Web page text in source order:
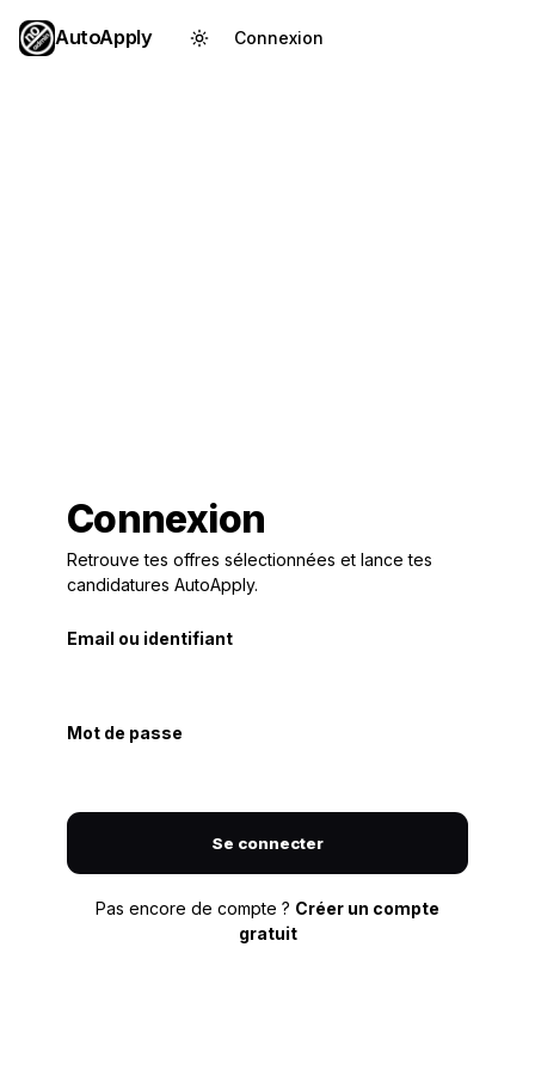
AutoApply Connexion
Connexion
Retrouve tes offres sélectionnées et lance tes
candidatures AutoApply.
Email ou identifiant
Mot de passe
Se connecter
Pas encore de compte ? Créer un compte
gratuit